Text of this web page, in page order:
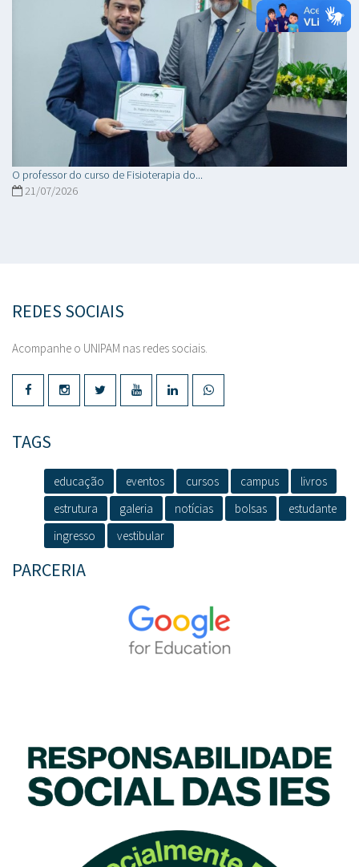
O professor do curso de Fisioterapia do...
21/07/2026
REDES SOCIAIS
Acompanhe o UNIPAM nas redes sociais.
TAGS
educação eventos cursos campus
livros
estrutura
galeria notícias bolsas
estudante
ingresso
vestibular
PARCERIA